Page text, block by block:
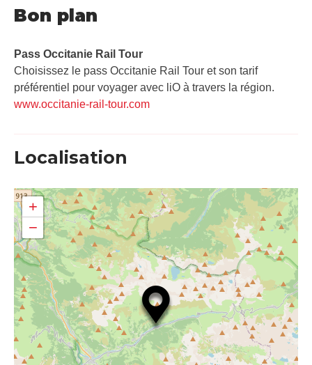
Bon plan
Pass Occitanie Rail Tour​
Choisissez le pass Occitanie Rail Tour et son tarif
préférentiel pour voyager avec liO à travers la région.
www.occitanie-rail-tour.com
Localisation
+
−